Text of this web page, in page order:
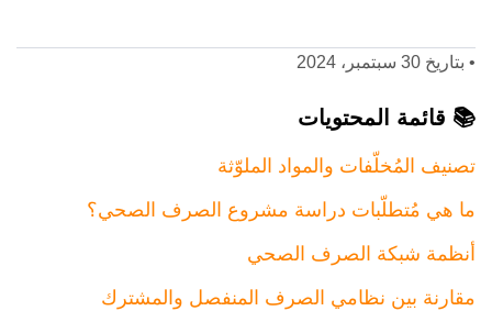
• بتاريخ 30 سبتمبر، 2024
📚 قائمة المحتويات
تصنيف المُخلّفات والمواد الملوّثة
ما هي مُتطلّبات دراسة مشروع الصرف الصحي؟
أنظمة شبكة الصرف الصحي
مقارنة بين نظامي الصرف المنفصل والمشترك